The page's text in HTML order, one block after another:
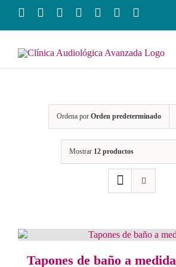
contenido
Ordena por Orden predeterminado
Mostrar 12 productos
Tapones de baño a medida